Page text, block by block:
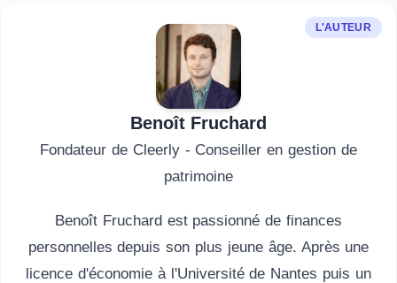
L'AUTEUR
Benoît Fruchard
Fondateur de Cleerly - Conseiller en gestion de
patrimoine
Benoît Fruchard est passionné de finances
personnelles depuis son plus jeune âge. Après une
licence d'économie à l'Université de Nantes puis un